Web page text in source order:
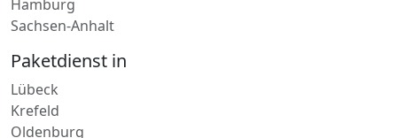
Nordrhein-Westfalen
Hamburg
Paketdienst in
Lübeck
Krefeld